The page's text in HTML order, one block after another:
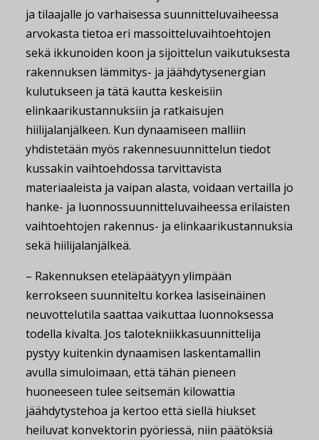
ja tilaajalle jo varhaisessa suunnitteluvaiheessa
arvokasta tietoa eri massoitteluvaihtoehtojen
sekä ikkunoiden koon ja sijoittelun vaikutuksesta
rakennuksen lämmitys- ja jäähdytysenergian
kulutukseen ja tätä kautta keskeisiin
elinkaarikustannuksiin ja ratkaisujen
hiilijalanjälkeen. Kun dynaamiseen malliin
yhdistetään myös rakennesuunnittelun tiedot
kussakin vaihtoehdossa tarvittavista
materiaaleista ja vaipan alasta, voidaan vertailla jo
hanke- ja luonnossuunnitteluvaiheessa erilaisten
vaihtoehtojen rakennus- ja elinkaarikustannuksia
sekä hiilijalanjälkeä.
– Rakennuksen eteläpäätyyn ylimpään
kerrokseen suunniteltu korkea lasiseinäinen
neuvottelutila saattaa vaikuttaa luonnoksessa
todella kivalta. Jos talotekniikkasuunnittelija
pystyy kuitenkin dynaamisen laskentamallin
avulla simuloimaan, että tähän pieneen
huoneeseen tulee seitsemän kilowattia
jäähdytystehoa ja kertoo että siellä hiukset
heiluvat konvektorin pyöriessä, niin päätöksiä